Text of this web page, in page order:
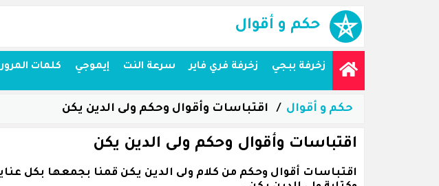
حكم و أقوال
زخرفة ببجي زخرفة فري فاير سرعة النت إيموجي كلمات المرور
حكم و أقوال اقتباسات وأقوال وحكم ولى الدين يكن
اقتباسات وأقوال وحكم ولى الدين يكن